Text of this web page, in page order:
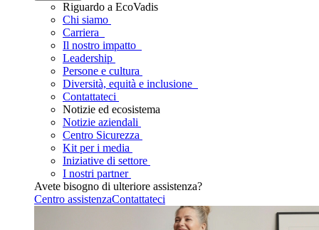
Riguardo a EcoVadis
Chi siamo
Carriera
Il nostro impatto
Leadership
Persone e cultura
Diversità, equità e inclusione
Contattateci
Notizie ed ecosistema
Notizie aziendali
Centro Sicurezza
Kit per i media
Iniziative di settore
I nostri partner
Avete bisogno di ulteriore assistenza?
Centro assistenzaContattateci